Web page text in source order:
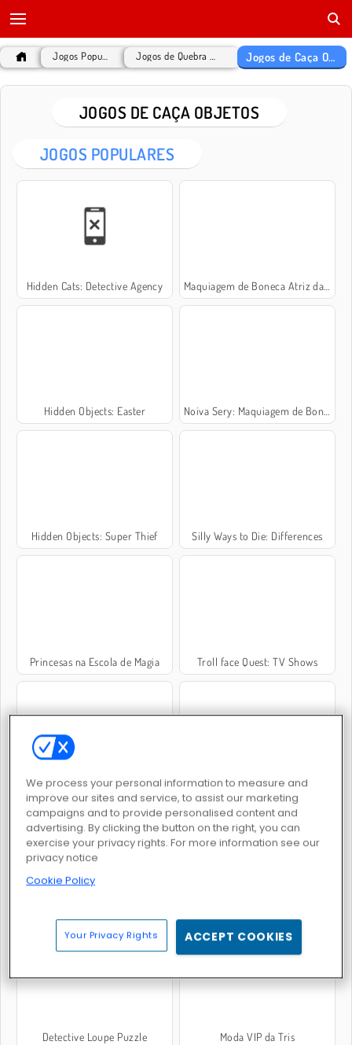
Jogos de Caça Objetos
JOGOS DE CAÇA OBJETOS
JOGOS POPULARES
Hidden Cats: Detective Agency Maquiagem de Boneca Atriz da Sery
Hidden Objects: Easter Noiva Sery: Maquiagem de Boneca
Hidden Objects: Super Thief Silly Ways to Die: Differences
Princesas na Escola de Magia Troll face Quest: TV Shows
Spring Differences Find It - Find The Differences
Detective Loupe Puzzle Moda VIP da Tris
We process your personal information to measure and
improve our sites and service, to assist our marketing
campaigns and to provide personalised content and
advertising. By clicking the button on the right, you can
exercise your privacy rights. For more information see our
privacy notice
Cookie Policy
Your Privacy Rights ACCEPT COOKIES